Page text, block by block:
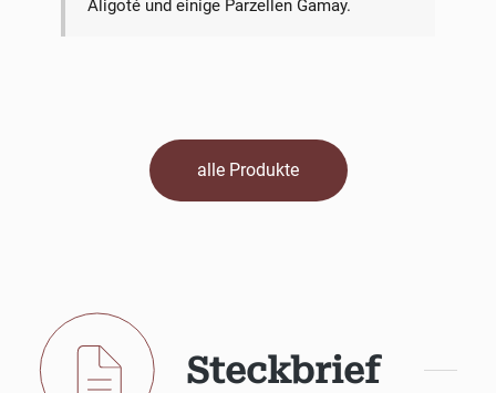
Aligoté und einige Parzellen Gamay.
alle Produkte
Steckbrief